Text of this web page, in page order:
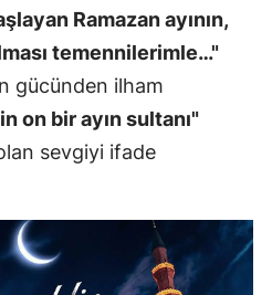
Ramazan ayının,
temennilerimle…"
gücünden ilham
on bir ayın sultanı"
sevgiyi ifade